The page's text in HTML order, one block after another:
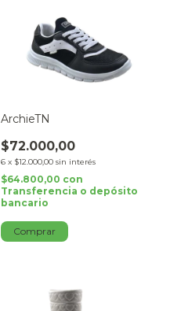
ArchieTN
$72.000,00
6 x $12.000,00 sin interés
$64.800,00 con
Transferencia o depósito
bancario
Comprar